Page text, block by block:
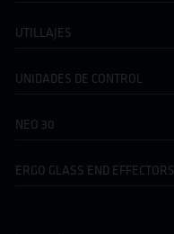
UTILLAJES
UNIDADES DE CONTROL
NEO 30
ERGO GLASS END EFFECTORS